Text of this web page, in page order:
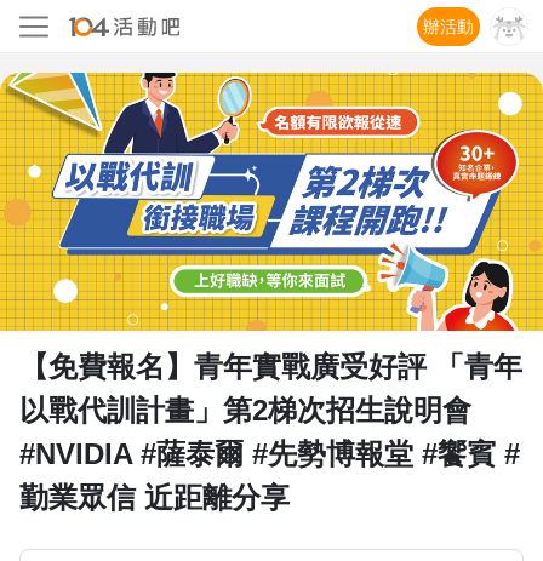
辦活動
【免費報名】青年實戰廣受好評 「青年
以戰代訓計畫」第2梯次招生說明會
#NVIDIA #薩泰爾 #先勢博報堂 #饗賓 #
勤業眾信 近距離分享